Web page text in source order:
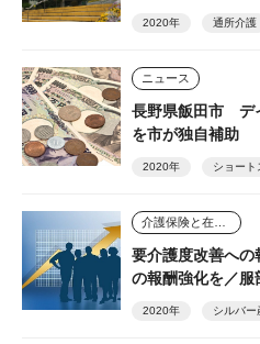
2020年 通所介護
ニュース
長野県飯田市 デ
を市が独自補助
2020年 ショート
要介護度改善への
の報酬強化を／服
2020年 シルバー